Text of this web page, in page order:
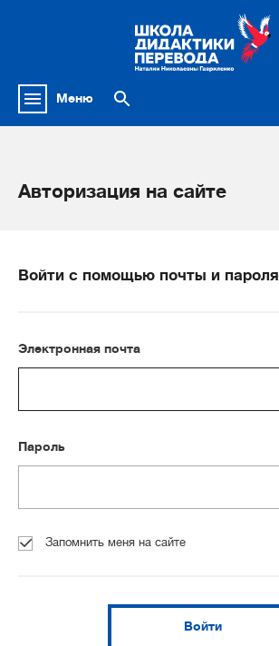
Меню
Авторизация на сайте
Войти с помощью почты и пароля
Электронная почта
Пароль
Запомнить меня на сайте
Войти